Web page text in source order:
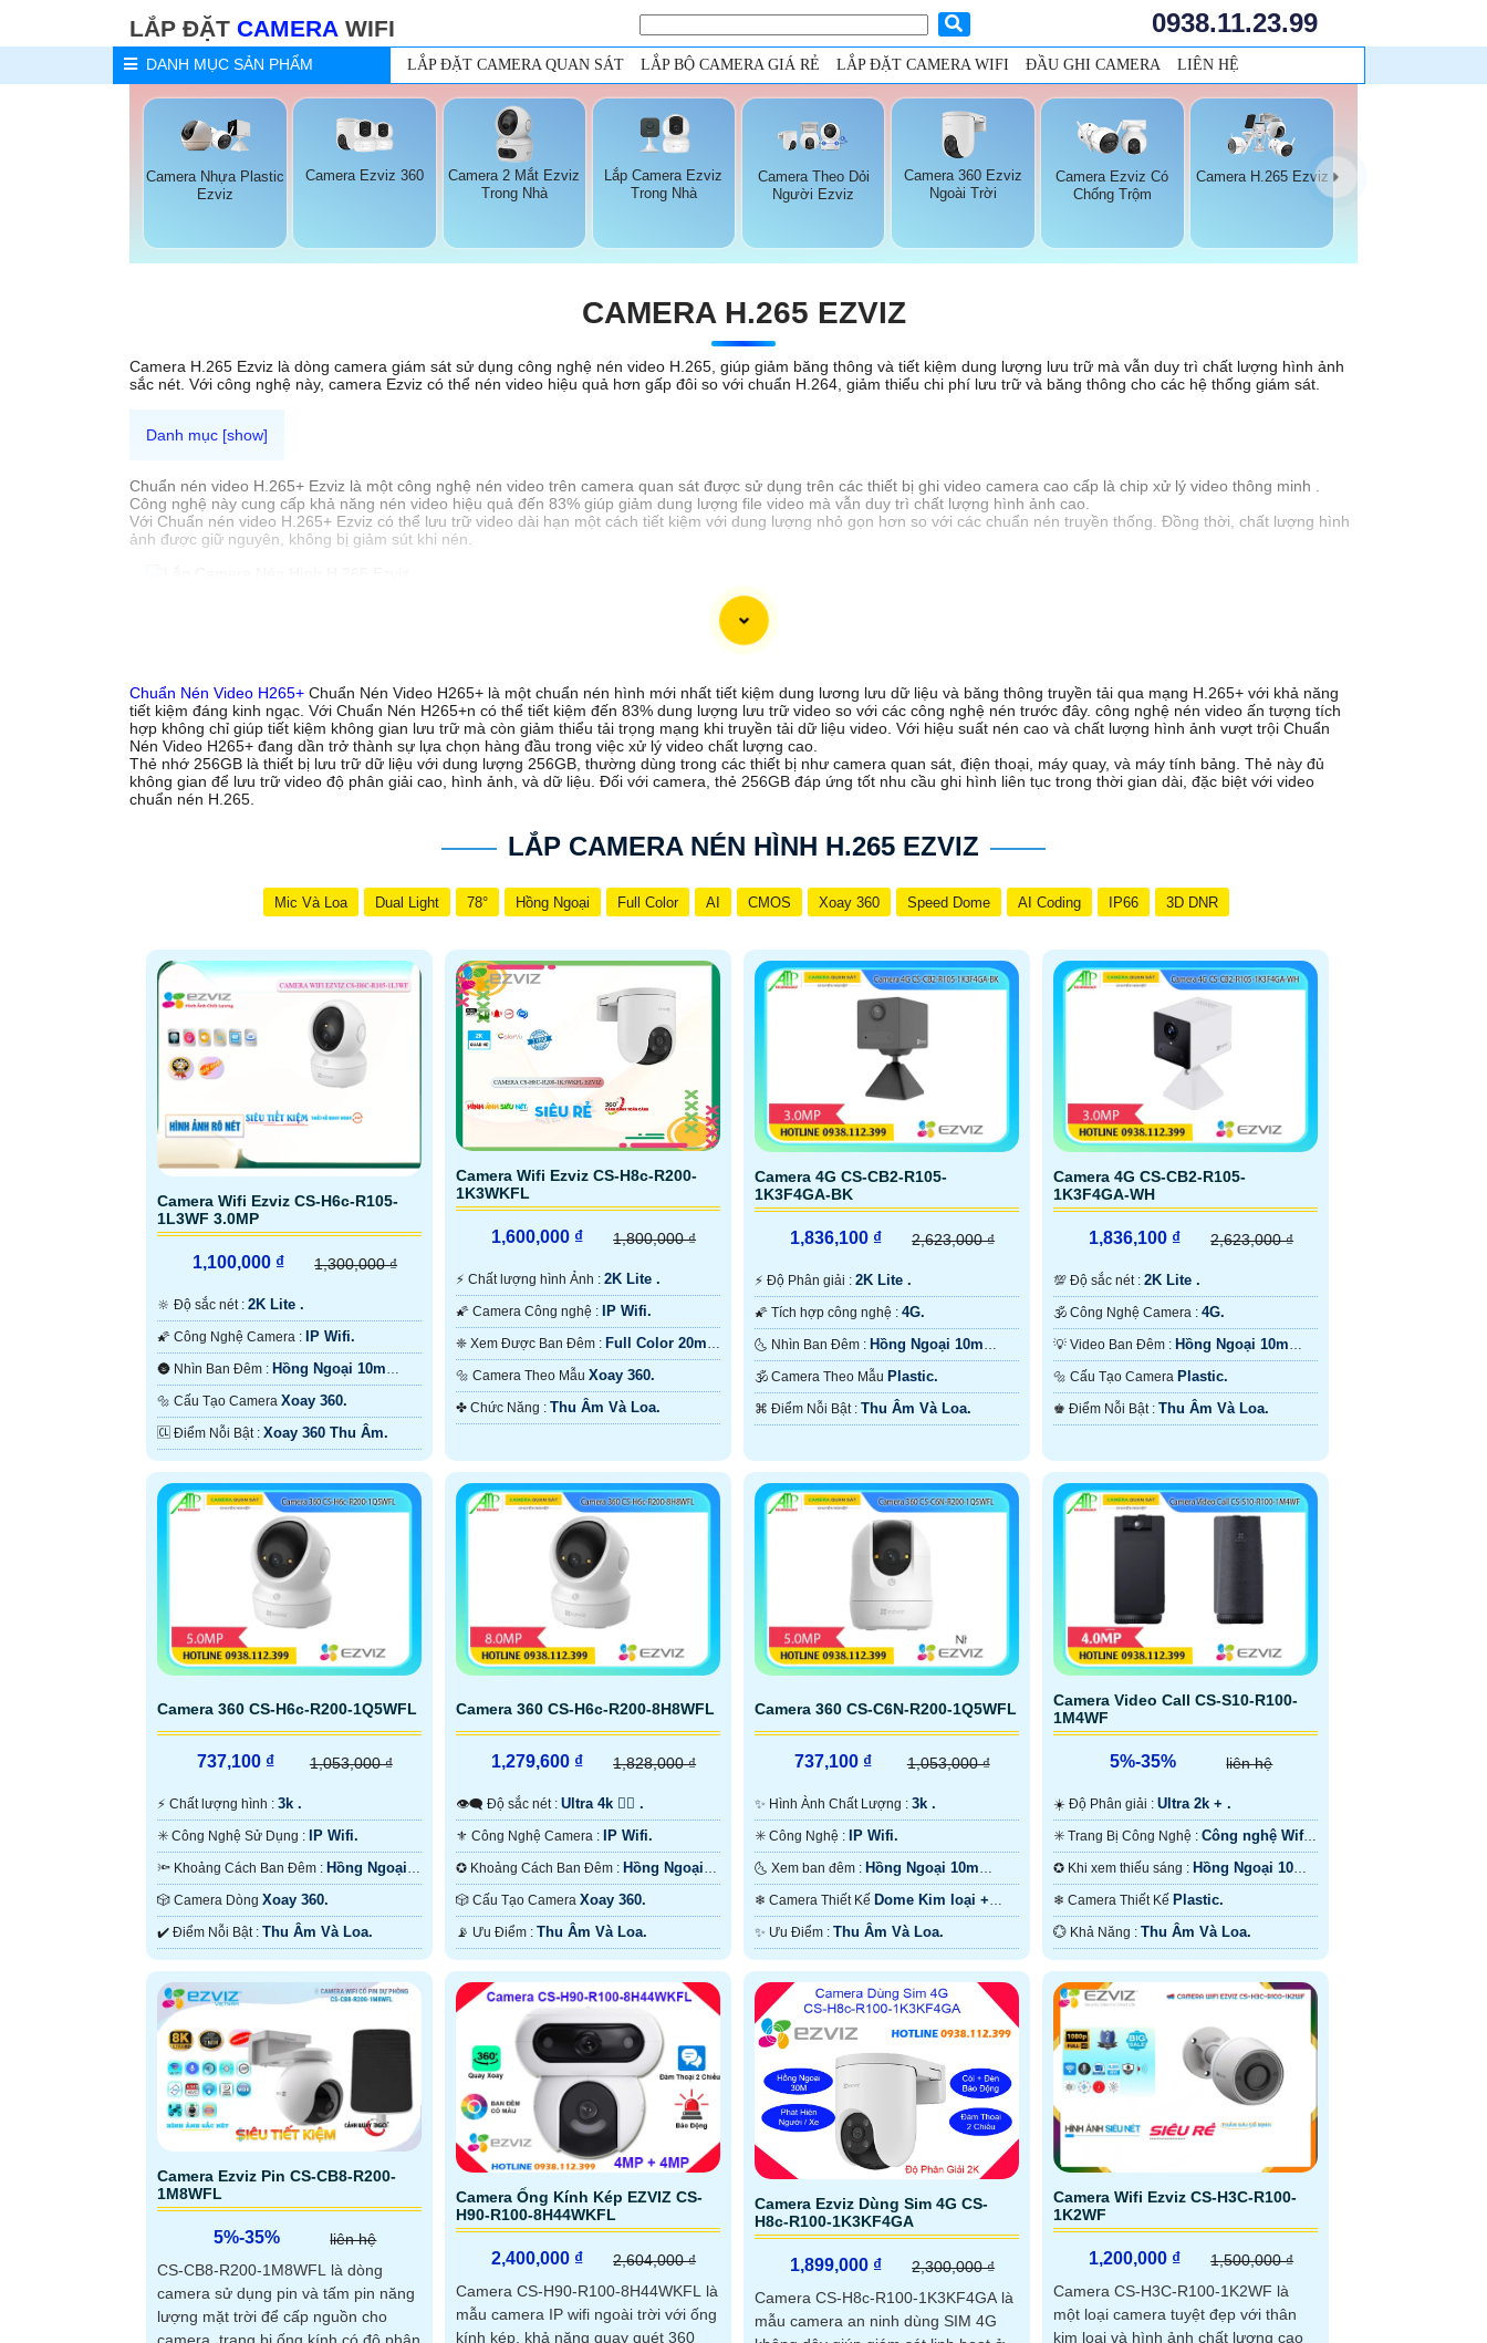
LẮP ĐẶT CAMERA WIFI 0938.11.23.99
DANH MỤC SẢN PHẨM LẮP ĐẶT CAMERA QUAN SÁT LẮP BỘ CAMERA GIÁ RẺ LẮP ĐẶT CAMERA WIFI ĐẦU GHI CAMERA LIÊN HỆ
Camera Nhựa Plastic
Ezviz
Camera Ezviz 360
Camera 2 Mắt Ezviz
Trong Nhà
Lắp Camera Ezviz
Trong Nhà
Camera Theo Dỏi
Người Ezviz
Camera 360 Ezviz
Ngoài Trời
Camera Ezviz Có
Chống Trộm
Camera H.265 Ezviz
CAMERA H.265 EZVIZ
Camera H.265 Ezviz là dòng camera giám sát sử dụng công nghệ nén video H.265, giúp giảm băng thông và tiết kiệm dung lượng lưu trữ mà vẫn duy trì chất lượng hình ảnh
sắc nét. Với công nghệ này, camera Ezviz có thể nén video hiệu quả hơn gấp đôi so với chuẩn H.264, giảm thiểu chi phí lưu trữ và băng thông cho các hệ thống giám sát.
Chuẩn nén video H.265+ Ezviz là một công nghệ nén video trên camera quan sát được sử dụng trên các thiết bị ghi video camera cao cấp là chip xử lý video thông minh .
Công nghệ này cung cấp khả năng nén video hiệu quả đến 83% giúp giảm dung lượng file video mà vẫn duy trì chất lượng hình ảnh cao.
Với Chuẩn nén video H.265+ Ezviz có thể lưu trữ video dài hạn một cách tiết kiệm với dung lượng nhỏ gọn hơn so với các chuẩn nén truyền thống. Đồng thời, chất lượng hình
ảnh được giữ nguyên, không bị giảm sút khi nén.
Chuẩn Nén Video H265+ Chuẩn Nén Video H265+ là một chuẩn nén hình mới nhất tiết kiệm dung lương lưu dữ liệu và băng thông truyền tải qua mạng H.265+ với khả năng
tiết kiệm đáng kinh ngạc. Với Chuẩn Nén H265+n có thể tiết kiệm đến 83% dung lượng lưu trữ video so với các công nghệ nén trước đây. công nghệ nén video ấn tượng tích
hợp không chỉ giúp tiết kiệm không gian lưu trữ mà còn giảm thiểu tải trọng mạng khi truyền tải dữ liệu video. Với hiệu suất nén cao và chất lượng hình ảnh vượt trội Chuẩn
Nén Video H265+ đang dần trở thành sự lựa chọn hàng đầu trong việc xử lý video chất lượng cao.
Thẻ nhớ 256GB là thiết bị lưu trữ dữ liệu với dung lượng 256GB, thường dùng trong các thiết bị như camera quan sát, điện thoại, máy quay, và máy tính bảng. Thẻ này đủ
không gian để lưu trữ video độ phân giải cao, hình ảnh, và dữ liệu. Đối với camera, thẻ 256GB đáp ứng tốt nhu cầu ghi hình liên tục trong thời gian dài, đặc biệt với video
chuẩn nén H.265.
LẮP CAMERA NÉN HÌNH H.265 EZVIZ
Mic Và Loa Dual Light 78° Hồng Ngoại Full Color AI CMOS Xoay 360 Speed Dome AI Coding IP66 3D DNR
Camera Wifi Ezviz CS-H6c-R105-
1L3WF 3.0MP
1,100,000 ₫ 1,300,000 ₫
🔆 Độ sắc nét : 2K Lite .
🌠 Công Nghệ Camera : IP Wifi.
🌚 Nhìn Ban Đêm : Hồng Ngoại 10m
Hồng Ngoại Smart IR.
🔩 Cấu Tạo Camera Xoay 360.
️🆑 Điểm Nỗi Bật : Xoay 360 Thu Âm.
Camera Wifi Ezviz CS-H8c-R200-
1K3WKFL
1,600,000 ₫ 1,800,000 ₫
️⚡ Chất lượng hình Ảnh : 2K Lite .
🌠 Camera Công nghệ : IP Wifi.
❈ Xem Được Ban Đêm : Full Color 20m
Có Màu Ban Ðêm.
🔩 Camera Theo Mẫu Xoay 360.
️✤ Chức Năng : Thu Âm Và Loa.
Camera 4G CS-CB2-R105-
1K3F4GA-BK
1,836,100 ₫ 2,623,000 ₫
️⚡ Độ Phân giải : 2K Lite .
🌠 Tích hợp công nghệ : 4G.
🌜 Nhìn Ban Đêm : Hồng Ngoại 10m
Hồng Ngoại SMD.
🕉️ Camera Theo Mẫu Plastic.
️⌘ Điểm Nỗi Bật : Thu Âm Và Loa.
Camera 4G CS-CB2-R105-
1K3F4GA-WH
1,836,100 ₫ 2,623,000 ₫
💯 Độ sắc nét : 2K Lite .
🕉️ Công Nghệ Camera : 4G.
💡 Video Ban Đêm : Hồng Ngoại 10m
Nguồn Pin Sạc.
🔩 Cấu Tạo Camera Plastic.
️♚ Điểm Nỗi Bật : Thu Âm Và Loa.
Camera 360 CS-H6c-R200-1Q5WFL
737,100 ₫ 1,053,000 ₫
️⚡ Chất lượng hình : 3k .
✳️ Công Nghệ Sử Dụng : IP Wifi.
🔦 Khoảng Cách Ban Đêm : Hồng Ngoại
10m Hồng Ngoại SMD.
🎲 Camera Dòng Xoay 360.
️✔️ Điểm Nỗi Bật : Thu Âm Và Loa.
Camera 360 CS-H6c-R200-8H8WFL
1,279,600 ₫ 1,828,000 ₫
👁️‍🗨 Độ sắc nét : Ultra 4k 👍🏾 .
⚜️ Công Nghệ Camera : IP Wifi.
✪ Khoảng Cách Ban Đêm : Hồng Ngoại
10m Hồng Ngoại Smart IR.
🎲 Cấu Tạo Camera Xoay 360.
️📡 Ưu Điểm : Thu Âm Và Loa.
Camera 360 CS-C6N-R200-1Q5WFL
737,100 ₫ 1,053,000 ₫
✨ Hình Ành Chất Lượng : 3k .
✳️ Công Nghệ : IP Wifi.
🌜 Xem ban đêm : Hồng Ngoại 10m
Hồng Ngoại SMD.
❄ Camera Thiết Kế Dome Kim loại +
Nhựa.
️✨ Ưu Điểm : Thu Âm Và Loa.
Camera Video Call CS-S10-R100-
1M4WF
5%-35% liên hệ
☀️ Độ Phân giải : Ultra 2k + .
✳️ Trang Bị Công Nghệ : Công nghệ Wifi
6.
✪ Khi xem thiếu sáng : Hồng Ngoại 10m
Công Nghệ Chuyên Dụng.
❄ Camera Thiết Kế Plastic.
️💮 Khả Năng : Thu Âm Và Loa.
Camera Ezviz Pin CS-CB8-R200-
1M8WFL
5%-35%
liên hệ
CS-CB8-R200-1M8WFL là dòng
camera sử dụng pin và tấm pin năng
lượng mặt trời để cấp nguồn cho
Camera Ống Kính Kép EZVIZ CS-
H90-R100-8H44WKFL
2,400,000 ₫
2,604,000 ₫
Camera CS-H90-R100-8H44WKFL là
mẫu camera IP wifi ngoài trời với ống
kính kép, khả năng quay quét 360
Camera Ezviz Dùng Sim 4G CS-
H8c-R100-1K3KF4GA
1,899,000 ₫
2,300,000 ₫
Camera CS-H8c-R100-1K3KF4GA là
mẫu camera an ninh dùng SIM 4G
Camera Wifi Ezviz CS-H3C-R100-
1K2WF
1,200,000 ₫
1,500,000 ₫
Camera CS-H3C-R100-1K2WF là
một loại camera tuyệt đẹp với thân
kim loại và hình ảnh chất lượng cao